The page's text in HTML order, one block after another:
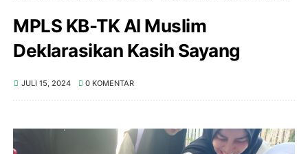
MPLS KB-TK Al Muslim
Deklarasikan Kasih Sayang
JULI 15, 2024 0 KOMENTAR